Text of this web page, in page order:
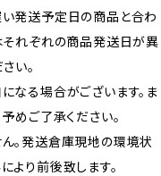
発送予定日の商品と合わ
それぞれの商品発送日が異
い。
なる場合がございます。ま
めご了承ください。
。発送倉庫現地の環境状
より前後致します。